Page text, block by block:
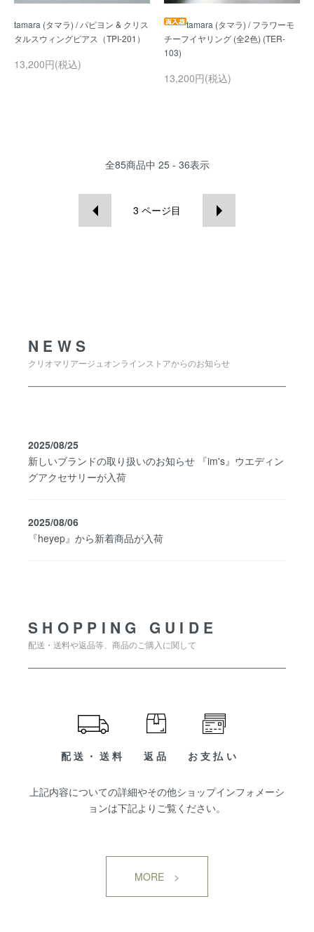
tamara (タマラ) / パピヨン & クリス
13,200円(税込)
tamara (タマラ) / フラワーモ
チーフイヤリング (全2色) (TER-
13,200円(税込)
全85商品中 25 - 36表示
3 ページ目
NEWS
クリオマリアージュオンラインストアからのお知らせ
2025/08/25
新しいブランドの取り扱いのお知らせ 『im's』ウエディン
グアクセサリーが入荷
2025/08/06
『heyep』から新着商品が入荷
SHOPPING GUIDE
配送・送料や返品等、商品のご購入に関して
配送・送料 返品 お支払い
上記内容についての詳細やその他ショップインフォメーシ
ョンは下記よりご覧ください。
MORE >